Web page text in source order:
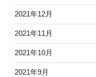
2021年12月
2021年11月
2021年10月
2021年9月